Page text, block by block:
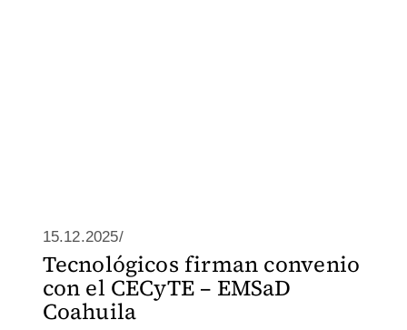
15.12.2025/
Tecnológicos firman convenio
con el CECyTE – EMSaD
Coahuila